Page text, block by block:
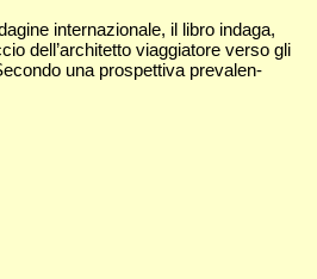
internazionale, il libro indaga,
dell’architetto viaggiatore verso gli
una prospettiva prevalen-